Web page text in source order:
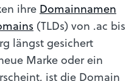
ihre Domainnamen
(TLDs) von .ac bis
längst gesichert
Marke oder ein
ist die Domain